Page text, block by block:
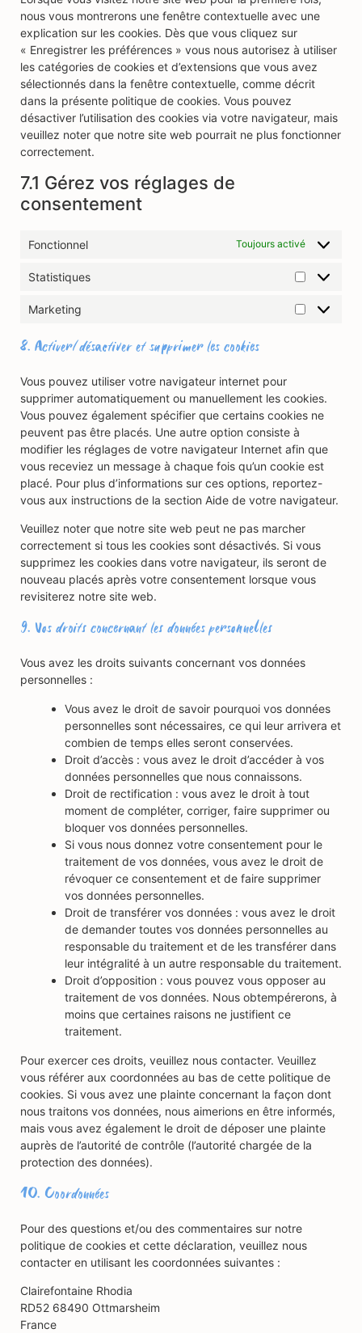
nous vous montrerons une fenêtre contextuelle avec une
explication sur les cookies. Dès que vous cliquez sur
« Enregistrer les préférences » vous nous autorisez à utiliser
les catégories de cookies et d’extensions que vous avez
sélectionnés dans la fenêtre contextuelle, comme décrit
dans la présente politique de cookies. Vous pouvez
désactiver l’utilisation des cookies via votre navigateur, mais
veuillez noter que notre site web pourrait ne plus fonctionner
correctement.
7.1 Gérez vos réglages de
consentement
Fonctionnel Toujours activé
Statistiques
Marketing
8. Activer/désactiver et supprimer les cookies
Vous pouvez utiliser votre navigateur internet pour
supprimer automatiquement ou manuellement les cookies.
Vous pouvez également spécifier que certains cookies ne
peuvent pas être placés. Une autre option consiste à
modifier les réglages de votre navigateur Internet afin que
vous receviez un message à chaque fois qu’un cookie est
placé. Pour plus d’informations sur ces options, reportez-
vous aux instructions de la section Aide de votre navigateur.
Veuillez noter que notre site web peut ne pas marcher
correctement si tous les cookies sont désactivés. Si vous
supprimez les cookies dans votre navigateur, ils seront de
nouveau placés après votre consentement lorsque vous
revisiterez notre site web.
9. Vos droits concernant les données personnelles
Vous avez les droits suivants concernant vos données
personnelles :
Vous avez le droit de savoir pourquoi vos données
personnelles sont nécessaires, ce qui leur arrivera et
combien de temps elles seront conservées.
Droit d’accès : vous avez le droit d’accéder à vos
données personnelles que nous connaissons.
Droit de rectification : vous avez le droit à tout
moment de compléter, corriger, faire supprimer ou
bloquer vos données personnelles.
Si vous nous donnez votre consentement pour le
traitement de vos données, vous avez le droit de
révoquer ce consentement et de faire supprimer
vos données personnelles.
Droit de transférer vos données : vous avez le droit
de demander toutes vos données personnelles au
responsable du traitement et de les transférer dans
leur intégralité à un autre responsable du traitement.
Droit d’opposition : vous pouvez vous opposer au
traitement de vos données. Nous obtempérerons, à
moins que certaines raisons ne justifient ce
traitement.
Pour exercer ces droits, veuillez nous contacter. Veuillez
vous référer aux coordonnées au bas de cette politique de
cookies. Si vous avez une plainte concernant la façon dont
nous traitons vos données, nous aimerions en être informés,
mais vous avez également le droit de déposer une plainte
auprès de l’autorité de contrôle (l’autorité chargée de la
protection des données).
10. Coordonnées
Pour des questions et/ou des commentaires sur notre
politique de cookies et cette déclaration, veuillez nous
contacter en utilisant les coordonnées suivantes :
Clairefontaine Rhodia
RD52 68490 Ottmarsheim
France